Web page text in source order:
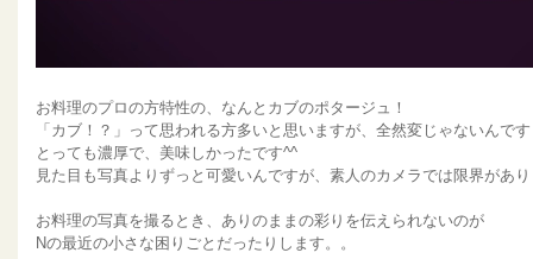
お料理のプロの方特性の、なんとカブのポタージュ！
「カブ！？」って思われる方多いと思いますが、全然変じゃないんで
とっても濃厚で、美味しかったです^^
見た目も写真よりずっと可愛いんですが、素人のカメラでは限界があ
お料理の写真を撮るとき、ありのままの彩りを伝えられないのが
Nの最近の小さな困りごとだったりします。。